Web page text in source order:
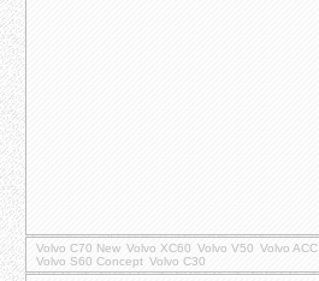
Volvo C70 New Volvo XC60 Volvo V50 Volvo ACC
Volvo S60 Concept Volvo C30